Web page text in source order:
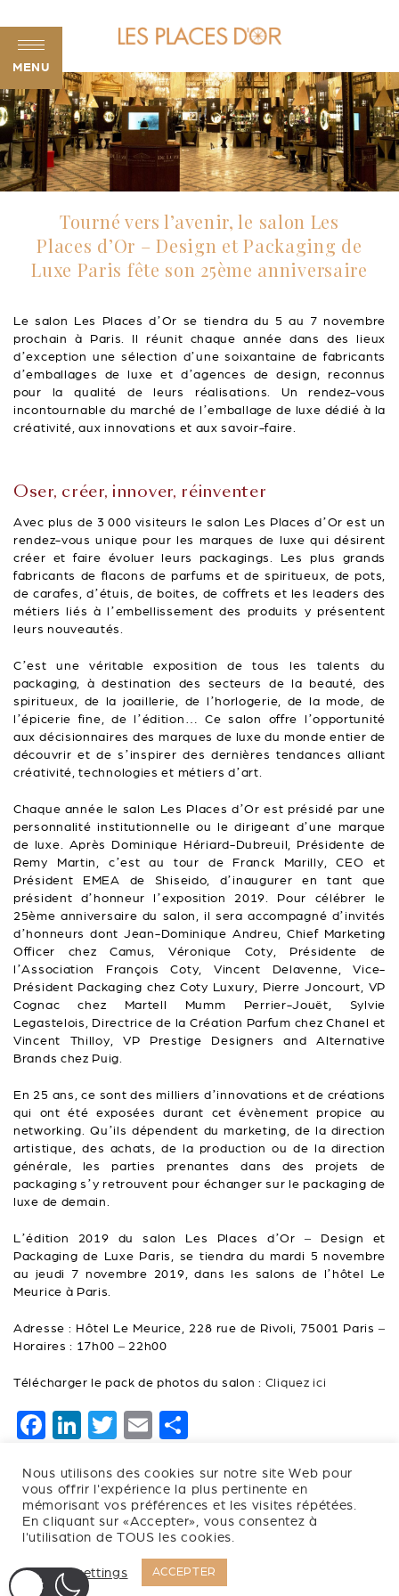
MENU
Tourné vers l’avenir, le salon Les
Places d’Or – Design et Packaging de
Luxe Paris fête son 25ème anniversaire
Le salon Les Places d’Or se tiendra du 5 au 7 novembre
prochain à Paris. Il réunit chaque année dans des lieux
d’exception une sélection d’une soixantaine de fabricants
d’emballages de luxe et d’agences de design, reconnus
pour la qualité de leurs réalisations. Un rendez-vous
incontournable du marché de l’emballage de luxe dédié à la
créativité, aux innovations et aux savoir-faire.
Oser, créer, innover, réinventer
Avec plus de 3 000 visiteurs le salon Les Places d’Or est un
rendez-vous unique pour les marques de luxe qui désirent
créer et faire évoluer leurs packagings. Les plus grands
fabricants de flacons de parfums et de spiritueux, de pots,
de carafes, d’étuis, de boites, de coffrets et les leaders des
métiers liés à l’embellissement des produits y présentent
leurs nouveautés.
C’est une véritable exposition de tous les talents du
packaging, à destination des secteurs de la beauté, des
spiritueux, de la joaillerie, de l’horlogerie, de la mode, de
l’épicerie fine, de l’édition… Ce salon offre l’opportunité
aux décisionnaires des marques de luxe du monde entier de
découvrir et de s’inspirer des dernières tendances alliant
créativité, technologies et métiers d’art.
Chaque année le salon Les Places d’Or est présidé par une
personnalité institutionnelle ou le dirigeant d’une marque
de luxe. Après Dominique Hériard-Dubreuil, Présidente de
Remy Martin, c’est au tour de Franck Marilly, CEO et
Président EMEA de Shiseido, d’inaugurer en tant que
président d’honneur l’exposition 2019. Pour célébrer le
25ème anniversaire du salon, il sera accompagné d’invités
d’honneurs dont Jean-Dominique Andreu, Chief Marketing
Officer chez Camus, Véronique Coty, Présidente de
l’Association François Coty, Vincent Delavenne, Vice-
Président Packaging chez Coty Luxury, Pierre Joncourt, VP
Cognac chez Martell Mumm Perrier-Jouët, Sylvie
Legastelois, Directrice de la Création Parfum chez Chanel et
Vincent Thilloy, VP Prestige Designers and Alternative
Brands chez Puig.
En 25 ans, ce sont des milliers d’innovations et de créations
qui ont été exposées durant cet évènement propice au
networking. Qu’ils dépendent du marketing, de la direction
artistique, des achats, de la production ou de la direction
générale, les parties prenantes dans des projets de
packaging s’y retrouvent pour échanger sur le packaging de
luxe de demain.
L’édition 2019 du salon Les Places d’Or – Design et
Packaging de Luxe Paris, se tiendra du mardi 5 novembre
au jeudi 7 novembre 2019, dans les salons de l’hôtel Le
Meurice à Paris.
Adresse : Hôtel Le Meurice, 228 rue de Rivoli, 75001 Paris –
Horaires : 17h00 – 22h00
Télécharger le pack de photos du salon : Cliquez ici
F
c
e
b
o
Li
k
e
dI
n
T
tt
er
E
ai
l
ta
g
er
Newsletter
Nous utilisons des cookies sur notre site Web pour
vous offrir l'expérience la plus pertinente en
mémorisant vos préférences et les visites répétées.
En cliquant sur «Accepter», vous consentez à
l'utilisation de TOUS les cookies.
Cookie settings ACCEPTER